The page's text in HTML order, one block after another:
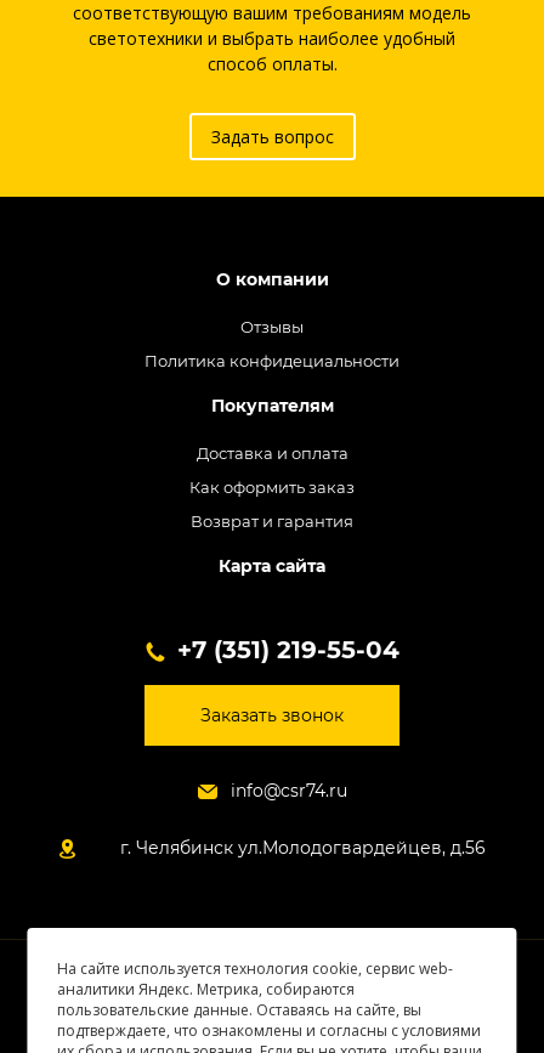
соответствующую вашим требованиям модель
светотехники и выбрать наиболее удобный
способ оплаты.
Задать вопрос
О компании
Отзывы
Политика конфидециальности
Покупателям
Доставка и оплата
Как оформить заказ
Возврат и гарантия
Карта сайта
+7 (351) 219-55-04
Заказать звонок
info@csr74.ru
г. Челябинск ул.Молодогвардейцев, д.56
© 2026 Все права защищены
На сайте используется технология cookie, сервис web-
аналитики Яндекс. Метрика, собираются
пользовательские данные. Оставаясь на сайте, вы
подтверждаете, что ознакомлены и согласны с условиями